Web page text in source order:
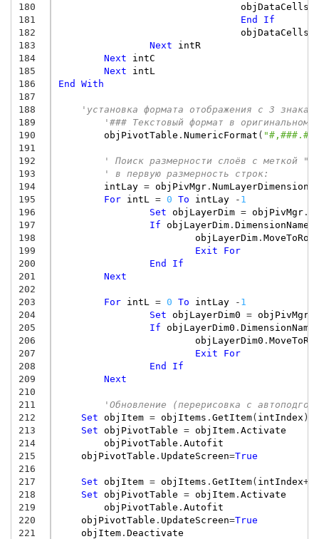
180
181
182
183
184
185
186
187
188
189
190
191
192
193
194
195
196
197
198
199
200
201
202
203
204
205
206
207
208
209
210
211
212
213
214
215
216
217
218
219
220
221
objDataCells
End
If
objDataCells
Next
intR
Next
intC
Next
intL
End
With
'установка формата отображения с 3
'### Текстовый формат в
objPivotTable . NumericFormat (
' Поиск размерности слоёв с меткой
' в первую размерность строк:
intLay = objPivMgr. NumLayerDimensions
For
intL = 0 To intLay - 1
Set objLayerDim = objPivMgr.
If objLayerDim. DimensionName
objLayerDim. MoveToRow
Exit
For
End
If
Next
For intL = 0 To intLay - 1
Set objLayerDim0 = objPivMgr0
If objLayerDim0 . DimensionName
objLayerDim0 .
Exit
For
End
If
Next
'Обновление (перерисовка с
Set objItem = objItems . GetItem( intIndex )
Set objPivotTable = objItem. Activate
objPivotTable . Autofit
objPivotTable . UpdateScreen=True
Set objItem = objItems . GetItem( intIndex+
Set objPivotTable = objItem. Activate
objPivotTable . Autofit
objPivotTable . UpdateScreen=True
objItem. Deactivate